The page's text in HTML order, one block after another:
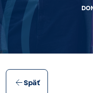
Späť